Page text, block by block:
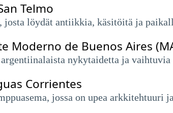
Telmo
josta löydät antiikkia, käsitöitä ja
Moderno de Buenos Aires
nykytaidetta ja
Corrientes
jossa on upea arkkitehtuuri